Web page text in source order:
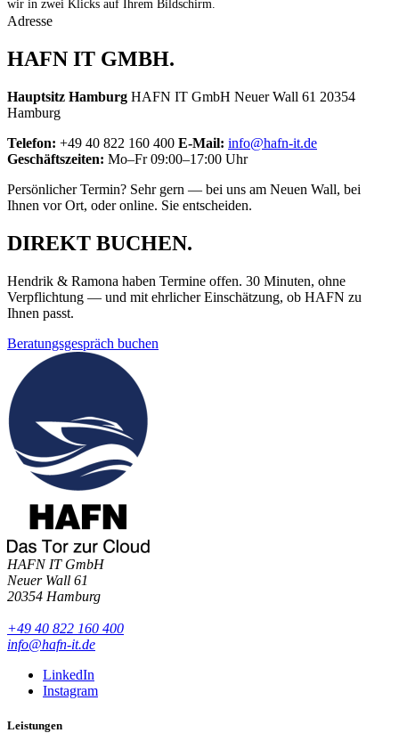
wir in zwei Klicks auf Ihrem Bildschirm.
Adresse
HAFN IT GMBH.
Hauptsitz Hamburg HAFN IT GmbH Neuer Wall 61 20354
Hamburg
Telefon: +49 40 822 160 400 E-Mail: info@hafn-it.de
Geschäftszeiten: Mo–Fr 09:00–17:00 Uhr
Persönlicher Termin? Sehr gern — bei uns am Neuen Wall, bei
Ihnen vor Ort, oder online. Sie entscheiden.
DIREKT BUCHEN.
Hendrik & Ramona haben Termine offen. 30 Minuten, ohne
Verpflichtung — und mit ehrlicher Einschätzung, ob HAFN zu
Ihnen passt.
Beratungsgespräch buchen
HAFN IT GmbH
Neuer Wall 61
20354 Hamburg
+49 40 822 160 400
info@hafn-it.de
LinkedIn
Instagram
Leistungen